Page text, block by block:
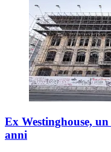
Ex Westinghouse,
anni